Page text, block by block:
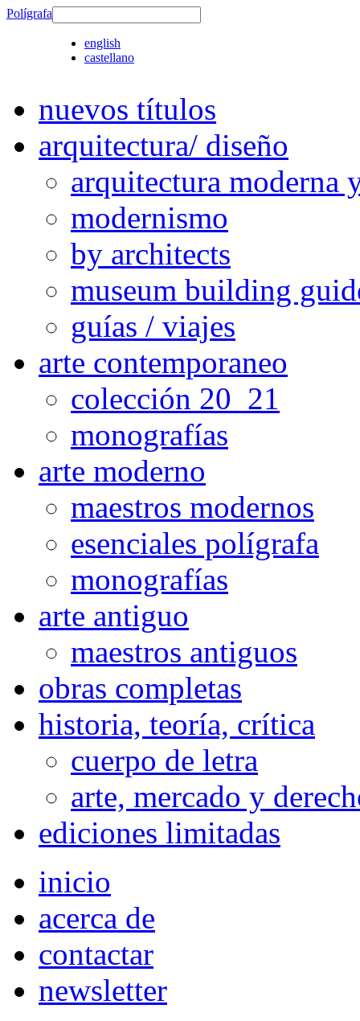
Polígrafa
english
castellano
nuevos títulos
arquitectura/ diseño
arquitectura moderna
modernismo
by architects
museum building
guías / viajes
arte contemporaneo
colección 20_21
monografías
arte moderno
maestros modernos
esenciales polígrafa
monografías
arte antiguo
maestros antiguos
obras completas
historia, teoría, crítica
cuerpo de letra
arte, mercado y
ediciones limitadas
inicio
acerca de
contactar
newsletter